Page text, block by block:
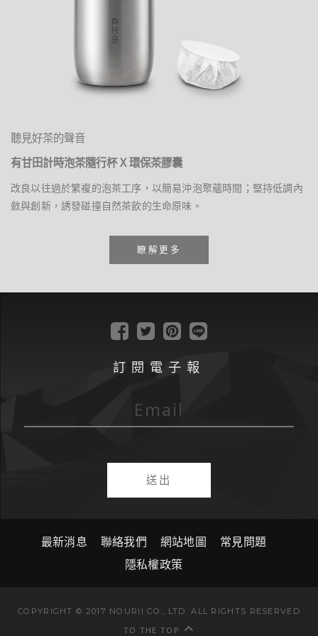
聽見好茶的聲音
有甘田計時泡茶隨行杯 X 環保茶膠囊
改良以往過於繁複的泡茶工序，以簡易沖泡聚蘊時間；堅持低調內
斂與創新，誘發碰撞自然茶飲的生命原味。
瞭解更多
訂閱電子報
送出
最新消息 聯絡我們 網站地圖
常見問題
隱私權政策
COPYRIGHT © 2017 NOURII CO., LTD. ALL RIGHTS RESERVED
TO THE TOP